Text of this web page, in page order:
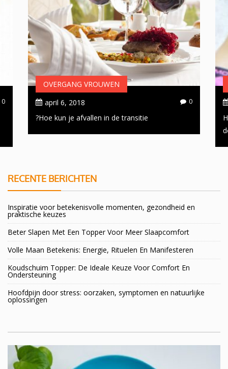
OVERGANG VROUWEN
april 6, 2018
0
Hoe kun je afvallen in de transitie?
0
RECENTE BERICHTEN
Inspiratie voor betekenisvolle momenten, gezondheid en
praktische keuzes
Beter Slapen Met Een Topper Voor Meer Slaapcomfort
Volle Maan Betekenis: Energie, Rituelen En Manifesteren
Koudschuim Topper: De Ideale Keuze Voor Comfort En
Ondersteuning
Hoofdpijn door stress: oorzaken, symptomen en natuurlijke
oplossingen